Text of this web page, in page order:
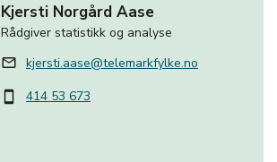
Kjersti Norgård Aase
Rådgiver statistikk og analyse
mail_outline kjersti.aase@telemarkfylke.no
smartphone 414 53 673